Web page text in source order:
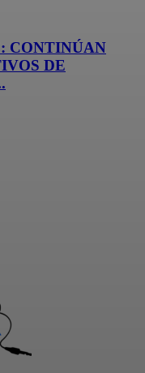
CONTINÚAN
DE